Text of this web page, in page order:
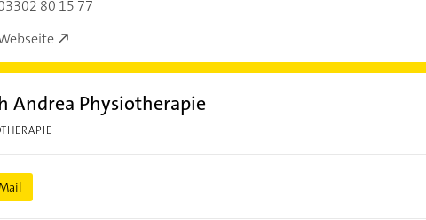
80 15 77
Andrea Physiotherapie